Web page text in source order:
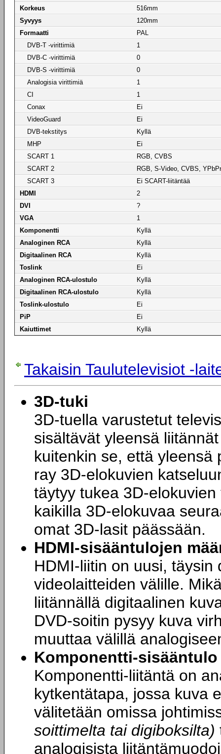
Korkeus
516mm
Syvyys
120mm
Formaatti
PAL
DVB-T -virittimiä
1
DVB-C -virittimiä
0
DVB-S -virittimiä
0
Analogisia virittimiä
1
CI
1
Conax
Ei
VideoGuard
Ei
DVB-tekstitys
Kyllä
MHP
Ei
SCART 1
RGB, CVBS
SCART 2
RGB, S-Video, CVBS, YPbPr
SCART 3
Ei SCART-liitäntää
HDMI
2
DVI
?
VGA
1
Komponentti
Kyllä
Analoginen RCA
Kyllä
Digitaalinen RCA
Kyllä
Toslink
Ei
Analoginen RCA-ulostulo
Kyllä
Digitaalinen RCA-ulostulo
Kyllä
Toslink-ulostulo
Ei
PiP
Ei
Kaiuttimet
Kyllä
Takaisin Taulutelevisiot -
3D-tuki
3D-tuella varustetut
sisältävät yleensä
kuitenkin se, että yleensä
ray 3D-elokuvien
täytyy tukea 3D-
kaikilla 3D-elokuvaa
omat 3D-lasit päässään.
HDMI-sisääntulojen
HDMI-liitin on uusi,
videolaitteiden välille.
liitännällä digitaalinen
DVD-soitin pysyy kuva
muuttaa välillä
Komponentti-sisääntulo
Komponentti-liitäntä on
kytkentätapa, jossa kuva
välitetään omissa
soittimelta tai digiboksilta)
analogisista